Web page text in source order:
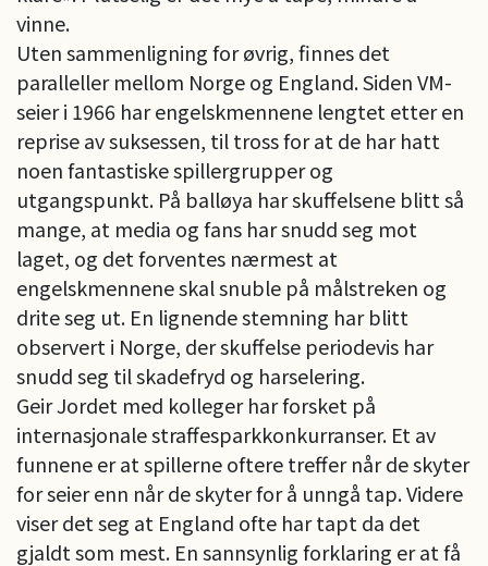
vinne.
Uten sammenligning for øvrig, finnes det
paralleller mellom Norge og England. Siden VM-
seier i 1966 har engelskmennene lengtet etter en
reprise av suksessen, til tross for at de har hatt
noen fantastiske spillergrupper og
utgangspunkt. På balløya har skuffelsene blitt så
mange, at media og fans har snudd seg mot
laget, og det forventes nærmest at
engelskmennene skal snuble på målstreken og
drite seg ut. En lignende stemning har blitt
observert i Norge, der skuffelse periodevis har
snudd seg til skadefryd og harselering.
Geir Jordet med kolleger har forsket på
internasjonale straffesparkkonkurranser. Et av
funnene er at spillerne oftere treffer når de skyter
for seier enn når de skyter for å unngå tap. Videre
viser det seg at England ofte har tapt da det
gjaldt som mest. En sannsynlig forklaring er at få